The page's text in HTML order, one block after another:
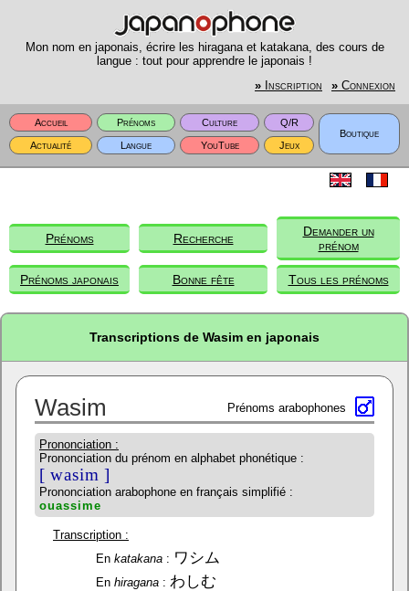
Mon nom en japonais, écrire les hiragana et katakana, des cours de
langue : tout pour apprendre le japonais !
» Inscription » Connexion
Accueil Prénoms Culture
Q/R
Boutique
Actualité
Langue YouTube Jeux
Prénoms Recherche
Demander un
prénom
Prénoms japonais Bonne fête Tous les prénoms
Transcriptions de Wasim en japonais
Wasim Prénoms arabophones
Prononciation :
Prononciation du prénom en alphabet phonétique :
[ wasim ]
Prononciation arabophone en français simplifié :
ouassime
Transcription :
En katakana : ワシム
En hiragana : わしむ